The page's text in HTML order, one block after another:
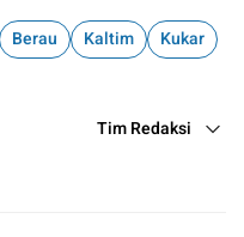
Berau Kaltim
Kukar
Tim Redaksi